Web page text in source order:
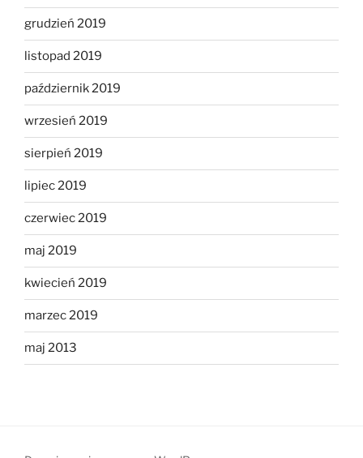
grudzień 2019
listopad 2019
październik 2019
wrzesień 2019
sierpień 2019
lipiec 2019
czerwiec 2019
maj 2019
kwiecień 2019
marzec 2019
maj 2013